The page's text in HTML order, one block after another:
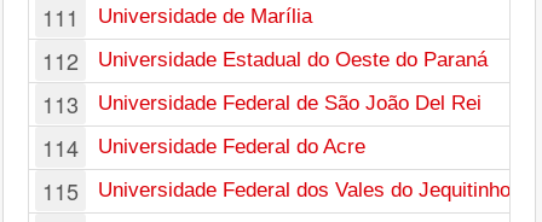
111 Universidade de Marília
112 Universidade Estadual do Oeste do Paraná
113 Universidade Federal de São João Del Rei
114 Universidade Federal do Acre
115 Universidade Federal dos Vales do